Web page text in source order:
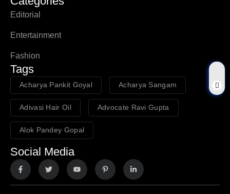
Editorial
Entertainment
Fashion
Tags
Acharya Pankit Goyal Acharya Sangam
Adivasi Hair Oil Advocate Ravi Gupta
Alok Pandey Gopal
Social Media